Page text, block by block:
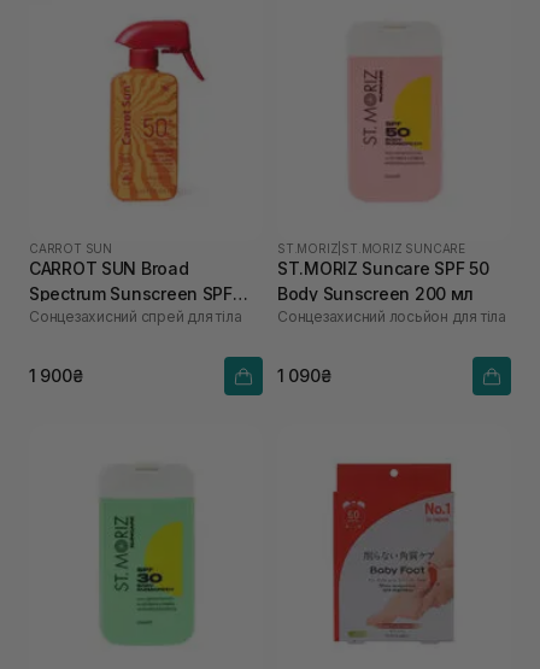
CARROT SUN
CARROT SUN Broad
Spectrum Sunscreen SPF
50+ 250 мл
Сонцезахисний спрей для тіла
1 900₴
ST.MORIZ ST.MORIZ SUNCARE
ST.MORIZ Suncare SPF 50
Body Sunscreen 200 мл
Сонцезахисний лосьйон для тіла
1 090₴